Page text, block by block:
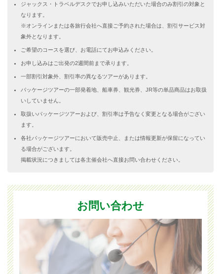
ジャックス・トラベルデスクでお申し込みいただいた場合のみ割引の対象と
なります。
※オンラインまたは各旅行会社へ直接ご予約された場合は、割引サービス対
象外となります。
ご希望のコースを選び、お電話にてお申込みください。
お申し込みはご出発の2週間前まで承ります。
一部割引対象外、割引率の異なるツアーがあります。
パッケージツアーの一部発着地、船車券、観光券、JR等の単品商品はお取扱
いしていません。
取扱いパッケージツアーおよび、割引率は予告なく変更となる場合がござい
ます。
各社パッケージツアーにおいて販売中止、または情報更新が保留になってい
る場合がございます。
掲載状況につきましては各主催会社へ直接お問い合わせください。
お問い合わせ